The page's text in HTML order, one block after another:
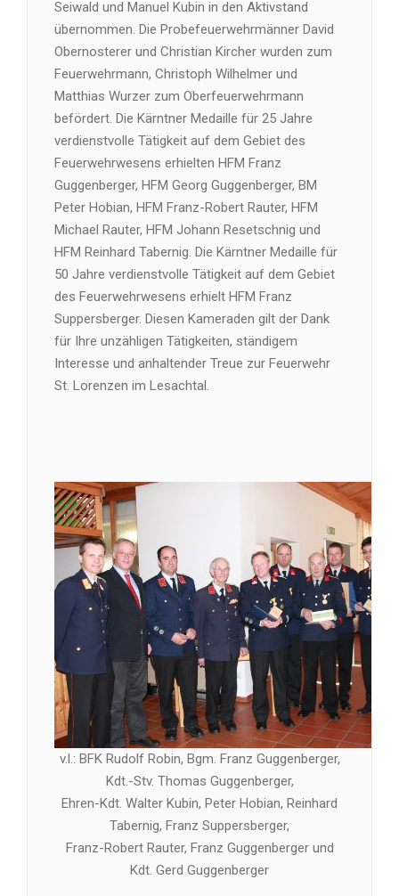
Seiwald und Manuel Kubin in den Aktivstand
übernommen. Die Probefeuerwehrmänner David
Obernosterer und Christian Kircher wurden zum
Feuerwehrmann, Christoph Wilhelmer und
Matthias Wurzer zum Oberfeuerwehrmann
befördert. Die Kärntner Medaille für 25 Jahre
verdienstvolle Tätigkeit auf dem Gebiet des
Feuerwehrwesens erhielten HFM Franz
Guggenberger, HFM Georg Guggenberger, BM
Peter Hobian, HFM Franz-Robert Rauter, HFM
Michael Rauter, HFM Johann Resetschnig und
HFM Reinhard Tabernig. Die Kärntner Medaille für
50 Jahre verdienstvolle Tätigkeit auf dem Gebiet
des Feuerwehrwesens erhielt HFM Franz
Suppersberger. Diesen Kameraden gilt der Dank
für Ihre unzähligen Tätigkeiten, ständigem
Interesse und anhaltender Treue zur Feuerwehr
St. Lorenzen im Lesachtal.
v.l.: BFK Rudolf Robin, Bgm. Franz Guggenberger,
Kdt.-Stv. Thomas Guggenberger,
Ehren-Kdt. Walter Kubin, Peter Hobian, Reinhard
Tabernig, Franz Suppersberger,
Franz-Robert Rauter, Franz Guggenberger und
Kdt. Gerd Guggenberger